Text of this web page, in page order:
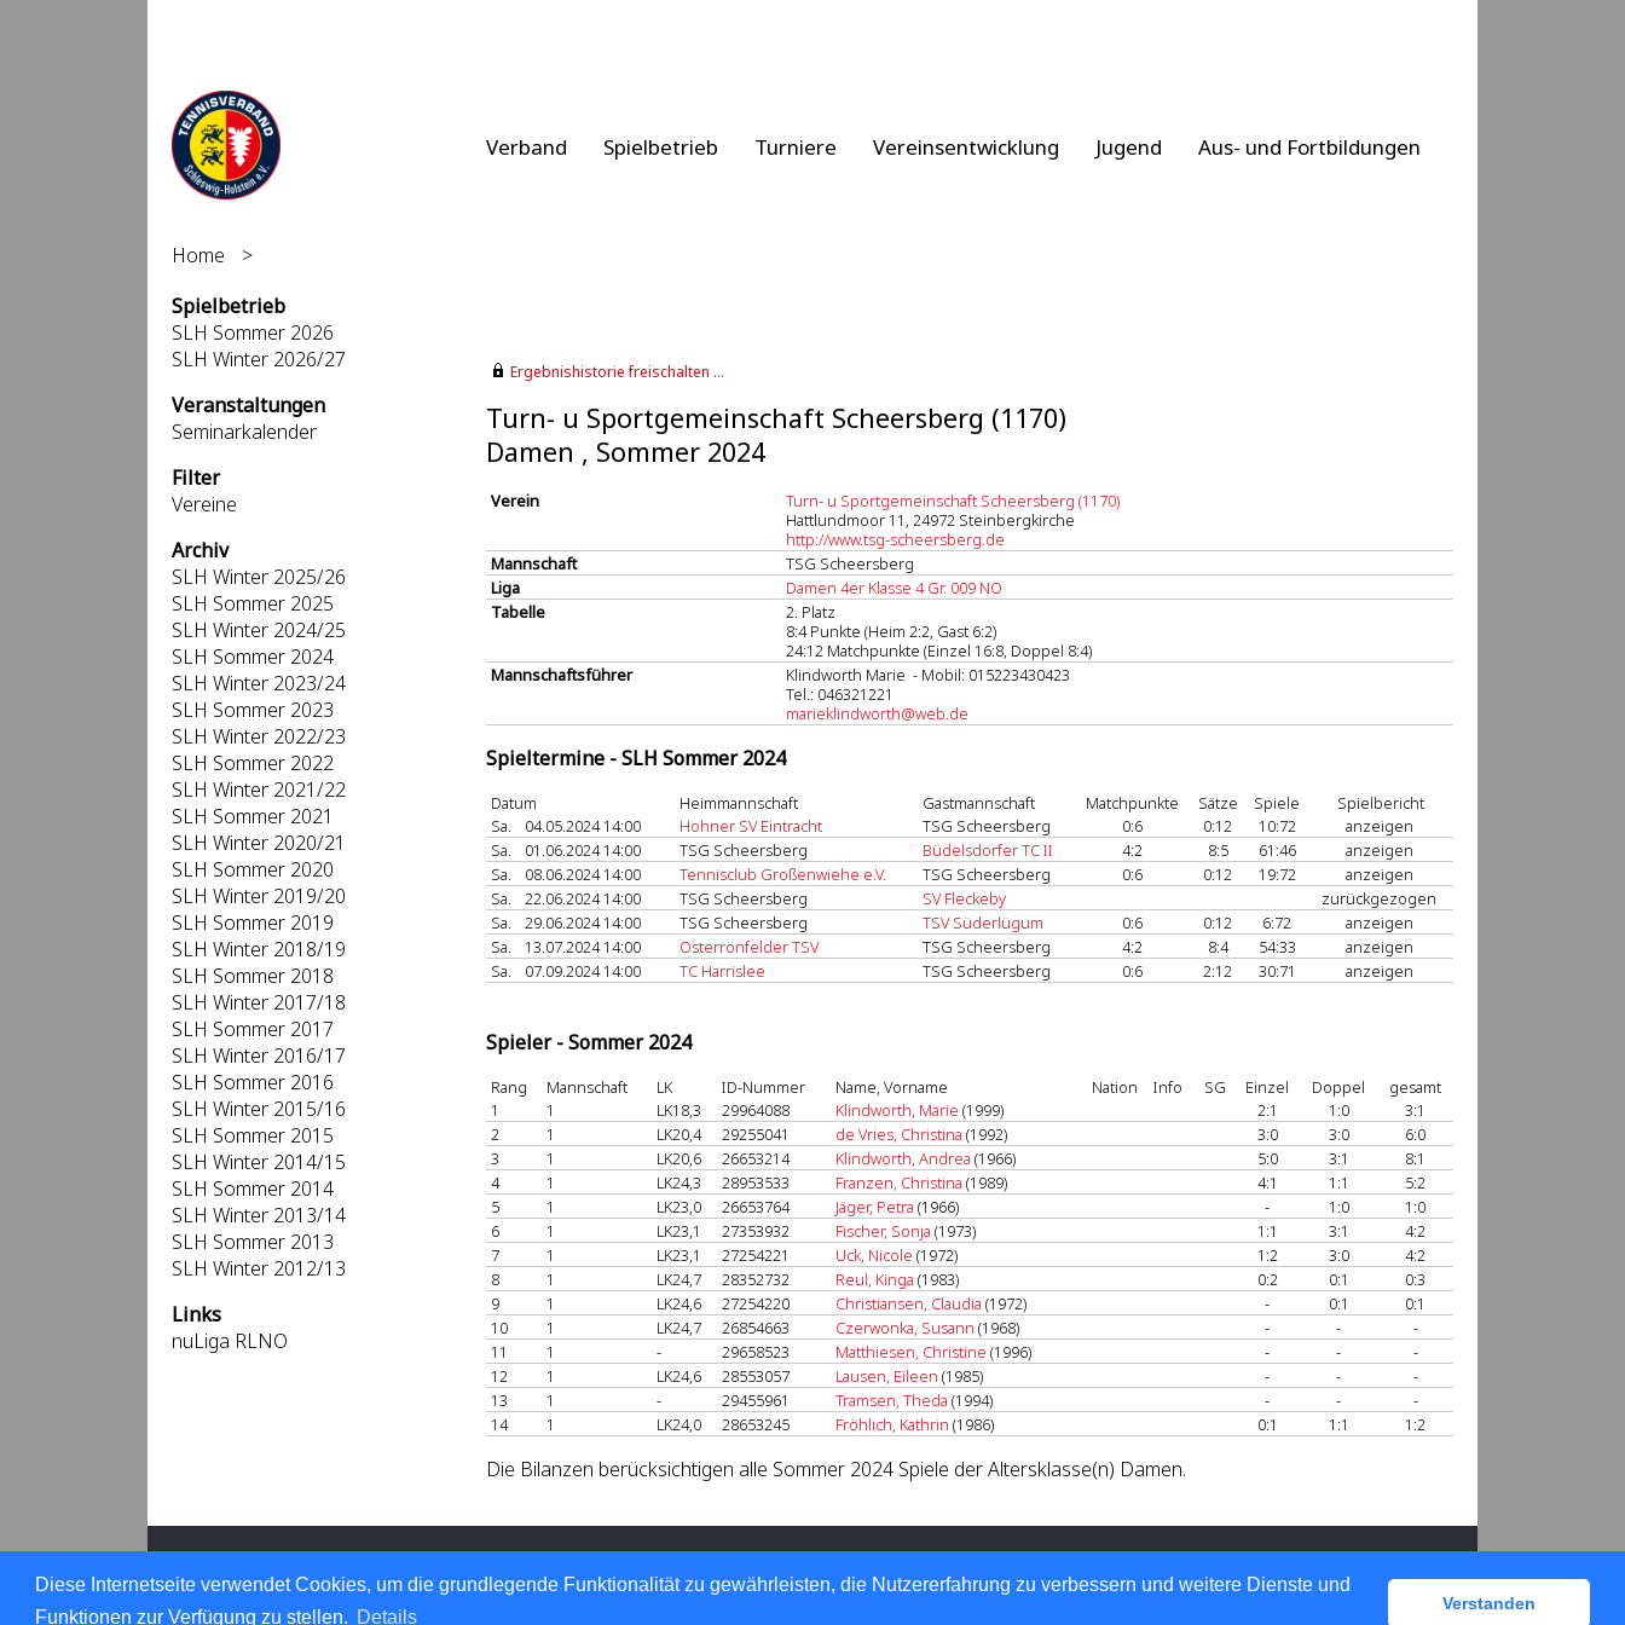
Diese Internetseite verwendet Cookies, um die grundlegende Funktionalität zu gewährleisten, die Nutzererfahrung zu verbessern und weitere Dienste und
Funktionen zur Verfügung zu stellen. Details
Verstanden
Verband Spielbetrieb Turniere Vereinsentwicklung Jugend Aus- und Fortbildungen
Home
>
Spielbetrieb
SLH Sommer 2026
SLH Winter 2026/27
Veranstaltungen
Seminarkalender
Filter
Vereine
Archiv
SLH Winter 2025/26
SLH Sommer 2025
SLH Winter 2024/25
SLH Sommer 2024
SLH Winter 2023/24
SLH Sommer 2023
SLH Winter 2022/23
SLH Sommer 2022
SLH Winter 2021/22
SLH Sommer 2021
SLH Winter 2020/21
SLH Sommer 2020
SLH Winter 2019/20
SLH Sommer 2019
SLH Winter 2018/19
SLH Sommer 2018
SLH Winter 2017/18
SLH Sommer 2017
SLH Winter 2016/17
SLH Sommer 2016
SLH Winter 2015/16
SLH Sommer 2015
SLH Winter 2014/15
SLH Sommer 2014
SLH Winter 2013/14
SLH Sommer 2013
SLH Winter 2012/13
Links
nuLiga RLNO
Ergebnishistorie freischalten ...
Turn- u Sportgemeinschaft Scheersberg (1170)
Damen , Sommer 2024
Verein
Turn- u Sportgemeinschaft Scheersberg (1170)
Hattlundmoor 11, 24972 Steinbergkirche
http://www.tsg-scheersberg.de
Mannschaft
TSG Scheersberg
Liga
Damen 4er Klasse 4 Gr. 009 NO
Tabelle
2. Platz
8:4 Punkte (Heim 2:2, Gast 6:2)
24:12 Matchpunkte (Einzel 16:8, Doppel 8:4)
Mannschaftsführer
Klindworth Marie - Mobil: 015223430423
Tel.: 046321221
marieklindworth@web.de
Spieltermine - SLH Sommer 2024
Datum Heimmannschaft Gastmannschaft Matchpunkte Sätze Spiele
Spielbericht
Sa.
04.05.2024 14:00 Hohner SV Eintracht TSG Scheersberg 0:6 0:12 10:72
anzeigen
Sa.
01.06.2024 14:00 TSG Scheersberg Büdelsdorfer TC II 4:2 8:5 61:46
anzeigen
Sa.
08.06.2024 14:00 Tennisclub Großenwiehe e.V. TSG Scheersberg 0:6 0:12 19:72
anzeigen
Sa.
22.06.2024 14:00 TSG Scheersberg SV Fleckeby
zurückgezogen
Sa.
29.06.2024 14:00 TSG Scheersberg TSV Süderlügum 0:6 0:12 6:72
anzeigen
Sa.
13.07.2024 14:00 Osterrönfelder TSV TSG Scheersberg 4:2 8:4 54:33
anzeigen
Sa.
07.09.2024 14:00 TC Harrislee TSG Scheersberg 0:6 2:12 30:71 anzeigen
Spieler - Sommer 2024
Rang Mannschaft LK ID-Nummer Name, Vorname Nation Info SG Einzel Doppel
gesamt
1
1 LK18,3 29964088 Klindworth, Marie (1999) 2:1 1:0
3:1
2
1 LK20,4 29255041 de Vries, Christina (1992) 3:0 3:0
6:0
3
1 LK20,6 26653214 Klindworth, Andrea (1966) 5:0 3:1
8:1
4
1 LK24,3 28953533 Franzen, Christina (1989) 4:1 1:1
5:2
5
1 LK23,0 26653764 Jäger, Petra (1966) - 1:0
1:0
6
1 LK23,1 27353932 Fischer, Sonja (1973) 1:1 3:1
4:2
7
1 LK23,1 27254221 Uck, Nicole (1972) 1:2 3:0
4:2
8
1 LK24,7 28352732 Reul, Kinga (1983) 0:2 0:1
0:3
9
1 LK24,6 27254220 Christiansen, Claudia (1972) - 0:1
0:1
10
1 LK24,7 26854663 Czerwonka, Susann (1968) - -
-
11
1 - 29658523 Matthiesen, Christine (1996) - -
-
12
1 LK24,6 28553057 Lausen, Eileen (1985) - -
-
13
1 - 29455961 Tramsen, Theda (1994) - -
-
14
1 LK24,0 28653245 Fröhlich, Kathrin (1986) 0:1 1:1 1:2
Die Bilanzen berücksichtigen alle Sommer 2024 Spiele der Altersklasse(n) Damen.
© 1999-2026nu Datenautomaten GmbH - Automatisierte internetgestützte Netzwerklösungen
Datenschutz